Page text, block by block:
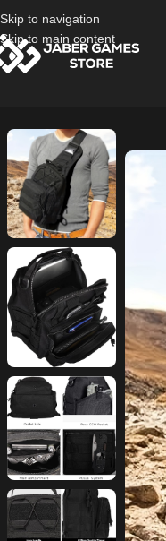
Skip to navigation
Skip to main content